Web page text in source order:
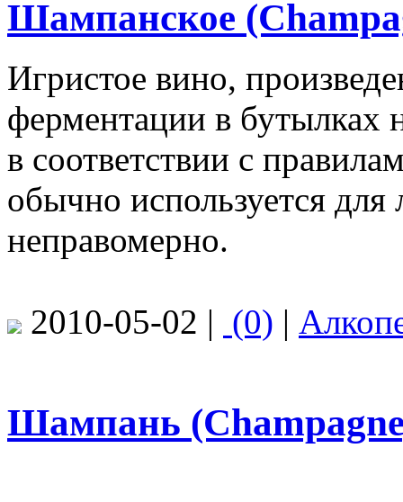
Шампанское
Игристое вино,
ферментации в бутылках
в соответствии с
обычно используется
неправомерно.
2010-05-02 | (0) |
Шампань